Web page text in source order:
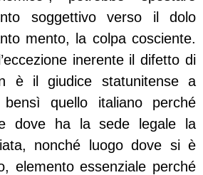
soggettivo verso il dolo
mento, la colpa cosciente.
inerente il difetto di
è il giudice statunitense a
quello italiano perché
dove ha la sede legale la
nonché luogo dove si è
elemento essenziale perché